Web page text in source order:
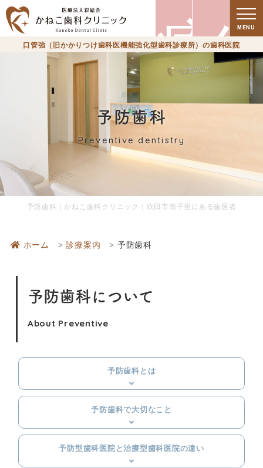
療
時
ク
セ
MENU
口管強（旧かかりつけ歯科医機能強化型歯科診療所）の歯科医院
予防歯科
Preventive dentistry
予防歯科｜かねこ歯科クリニック｜吹田市南千里にある歯医者
ホーム 診療案内 予防歯科
予防歯科について
About Preventive
予防歯科とは
予防歯科で大切なこと
予防型歯科医院と治療型歯科医院の違い